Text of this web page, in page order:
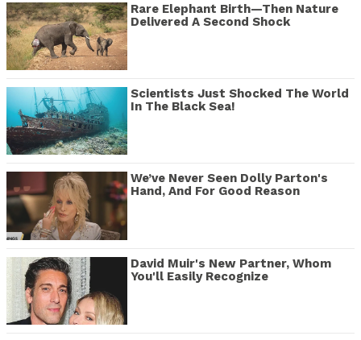
Rare Elephant Birth—Then Nature
Delivered A Second Shock
Scientists Just Shocked The World
In The Black Sea!
We’ve Never Seen Dolly Parton's
Hand, And For Good Reason
David Muir's New Partner, Whom
You'll Easily Recognize